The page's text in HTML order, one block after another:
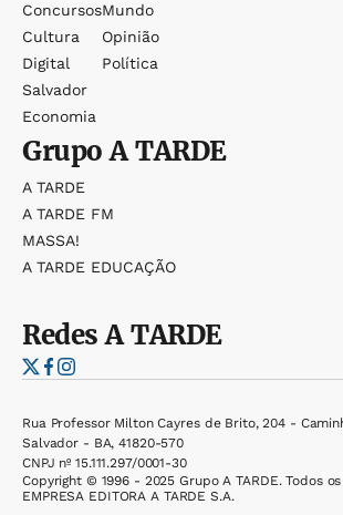
Concursos
Cultura
Digital
Salvador
Economia
Mundo
Opinião
Política
GrupoA TARDE
A TARDE
A TARDE FM
MASSA!
A TARDE EDUCAÇÃO
RedesA TARDE
Rua Professor Milton Cayres de Brito, 204 -
Salvador - BA, 41820-570
CNPJ nº 15.111.297/0001-30
Copyright © 1996 - 2025 Grupo A TARDE. Todos
EMPRESA EDITORA A TARDE S.A.